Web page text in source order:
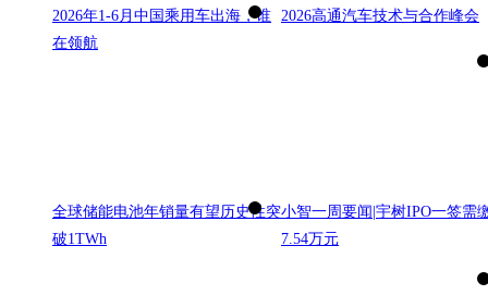
2026年1-6月中国乘用车出海，谁
在领航
2026高通汽车技术与合作峰会
全球储能电池年销量有望历史性突
破1TWh
小智一周要闻|宇树IPO一签需
7.54万元